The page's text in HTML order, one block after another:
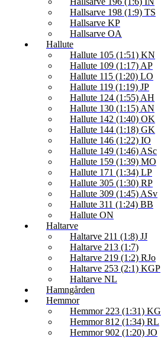
Hallsarve 198 (1:9) TS
Hallsarve KP
Hallsarve OA
Hallute
Hallute 105 (1:51) KN
Hallute 109 (1:17) AP
Hallute 115 (1:20) LO
Hallute 119 (1:19) JP
Hallute 124 (1:55) AH
Hallute 130 (1:15) AN
Hallute 142 (1:40) OK
Hallute 144 (1:18) GK
Hallute 146 (1:22) IO
Hallute 149 (1:46) ASc
Hallute 159 (1:39) MO
Hallute 171 (1:34) LP
Hallute 305 (1:30) RP
Hallute 309 (1:45) ASv
Hallute 311 (1:24) BB
Hallute ON
Haltarve
Haltarve 211 (1:8) JJ
Haltarve 213 (1:7)
Haltarve 219 (1:2) RJo
Haltarve 253 (2:1) KGP
Haltarve NL
Hamngården
Hemmor
Hemmor 223 (1:31) KG
Hemmor 812 (1:34) RL
Hemmor 902 (1:20) JO